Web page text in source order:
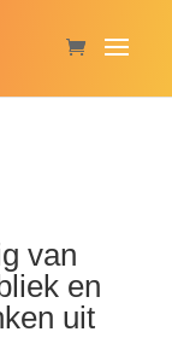
van
en
uit